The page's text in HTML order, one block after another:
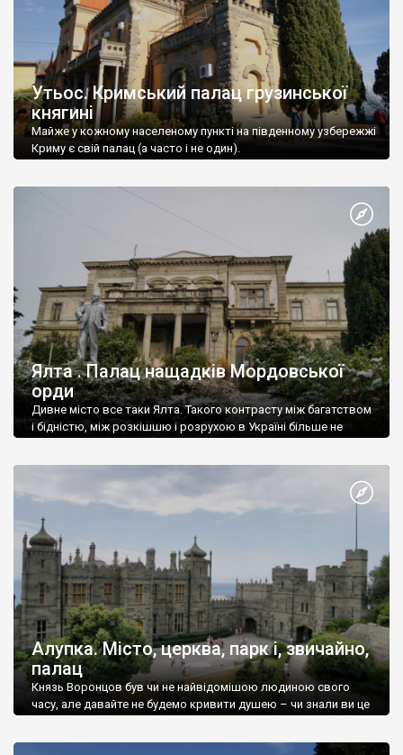
Утьос. Кримський палац грузинської
княгині
Майже у кожному населеному пункті на південному узбережжі
Криму є свій палац (а часто і не один).
Ялта . Палац нащадків Мордовської
орди
Дивне місто все таки Ялта. Такого контрасту між багатством
і бідністю, між розкішшю і розрухою в Україні більше не
Алупка. Місто, церква, парк і, звичайно,
палац
Князь Воронцов був чи не найвідомішою людиною свого
часу, але давайте не будемо кривити душею – чи знали ви це